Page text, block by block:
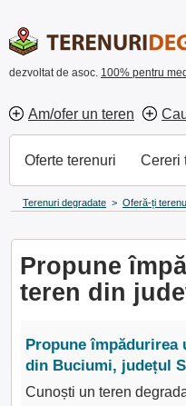
dezvoltat de asoc. 100% pentru
Am/ofer un teren
Oferte terenuri Cereri
Terenuri degradate > Oferă-ți
Propune
teren din
Propune împădurirea
din Buciumi, județul
Cunoști un teren